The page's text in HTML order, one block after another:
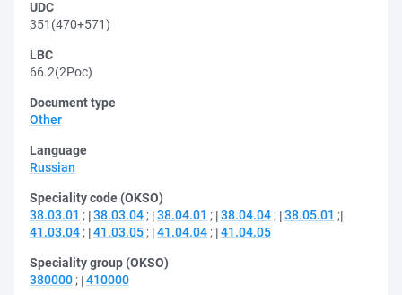
UDC
351(470+571)
LBC
66.2(2Рос)
Document type
Other
Language
Russian
Speciality code (OKSO)
38.03.01 ; 38.03.04 ; 38.04.01 ; 38.04.04 ; 38.05.01 ;
41.03.04 ; 41.03.05 ; 41.04.04 ; 41.04.05
Speciality group (OKSO)
380000 ; 410000